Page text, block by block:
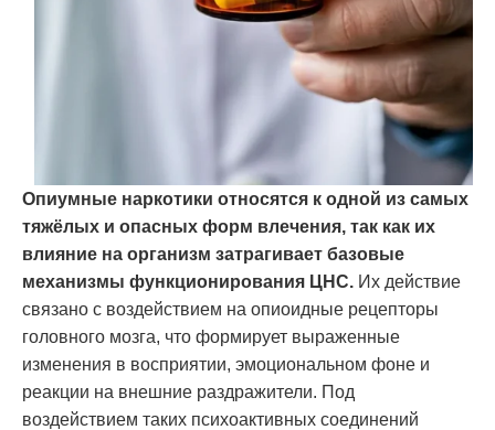
Опиумные наркотики относятся к одной из самых
тяжёлых и опасных форм влечения, так как их
влияние на организм затрагивает базовые
механизмы функционирования ЦНС. Их действие
связано с воздействием на опиоидные рецепторы
головного мозга, что формирует выраженные
изменения в восприятии, эмоциональном фоне и
реакции на внешние раздражители. Под
воздействием таких психоактивных соединений